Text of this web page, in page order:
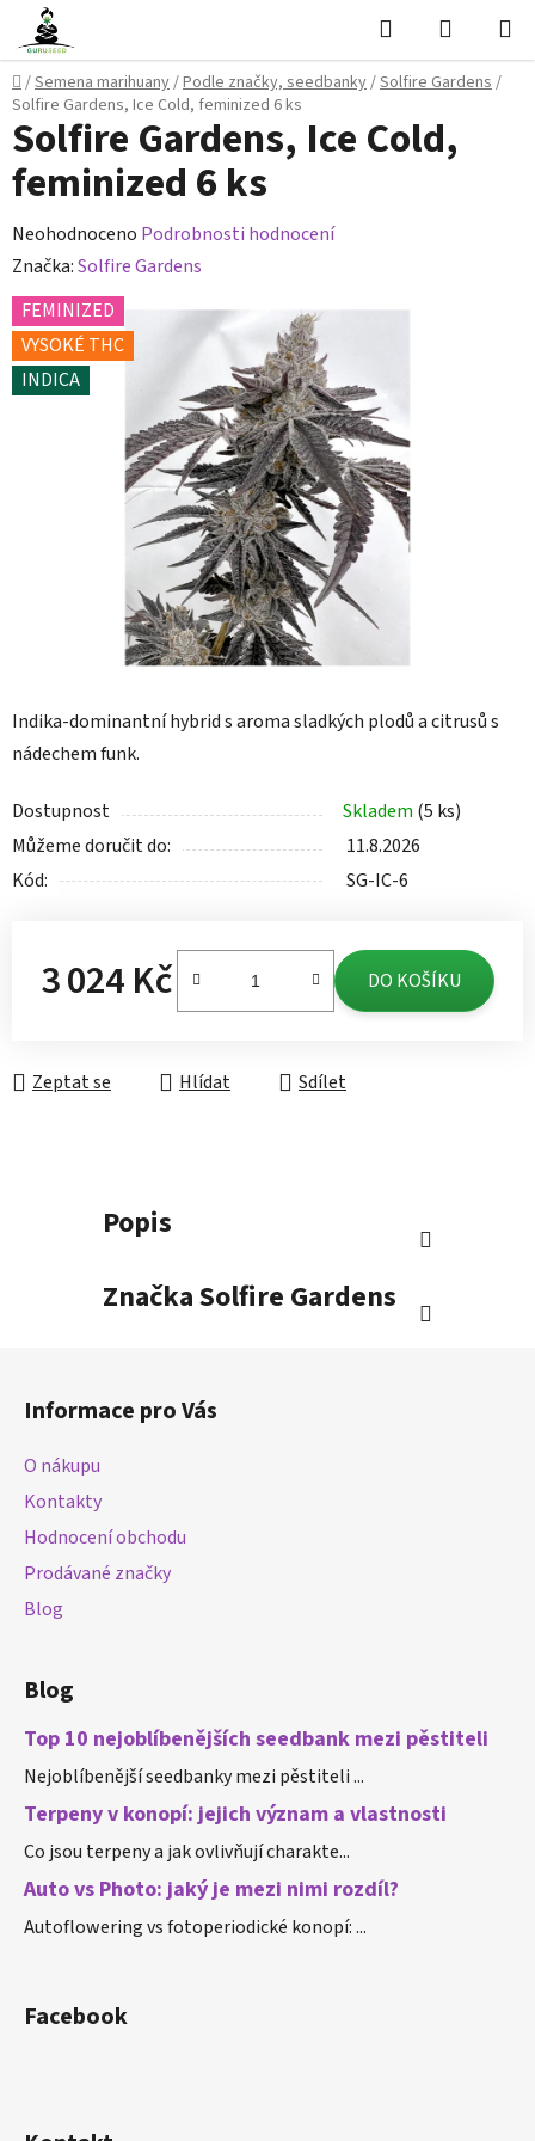
Přejít
obsah
Hledat
KOŠÍK
Domů
/Semena marihuany/Podle značky, seedbanky/Solfire Gardens/
Solfire Gardens, Ice Cold, feminized 6 ks
Indika-dominantní hybrid s aroma sladkých plodů a citrusů s
nádechem funk.
Dostupnost Skladem (5 ks)
Můžeme doručit do:
11.8.2026
Kód:
SG-IC-6
3 024 Kč DO KOŠÍKU
Zeptat se Hlídat Sdílet
Solfire Gardens, Ice Cold,
feminized 6 ks
Průměrné
hodnocení
produktu
je
0,0
z
Neohodnoceno Podrobnosti hodnocení
Značka:Solfire Gardens
FEMINIZED
VYSOKÉ THC
INDICA
Popis
ZnačkaSolfire Gardens
Informace pro Vás
O nákupu
Kontakty
Hodnocení obchodu
Prodávané značky
Blog
Blog
Top 10 nejoblíbenějších seedbank mezi pěstiteli
Nejoblíbenější seedbanky mezi pěstiteli ...
Terpeny v konopí: jejich význam a vlastnosti
Co jsou terpeny a jak ovlivňují charakte...
Auto vs Photo: jaký je mezi nimi rozdíl?
Autoflowering vs fotoperiodické konopí: ...
Facebook